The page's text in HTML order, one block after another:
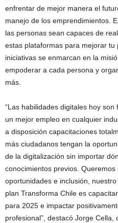
enfrentar de mejor manera el
manejo de los emprendimientos.
las personas sean capaces de
estas plataformas para mejorar
iniciativas se enmarcan en la
empoderar a cada persona y
más.
“Las habilidades digitales hoy
un mejor empleo en cualquier
a disposición capacitaciones
más ciudadanos tengan la
de la digitalización sin importar
conocimientos previos.
oportunidades e inclusión,
plan Transforma Chile es
para 2025 e impactar
profesional”, destacó Jorge